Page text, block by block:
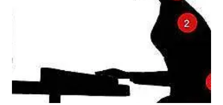
과 주변 개발자 이야기를 얼마나 접했냐에 따라 다르겠죠. 이건 저의 이야기입
니다. 무려 5년도 더 지난 이야기. FA 분야를 떠나며 적었던 글입니다. 먼저